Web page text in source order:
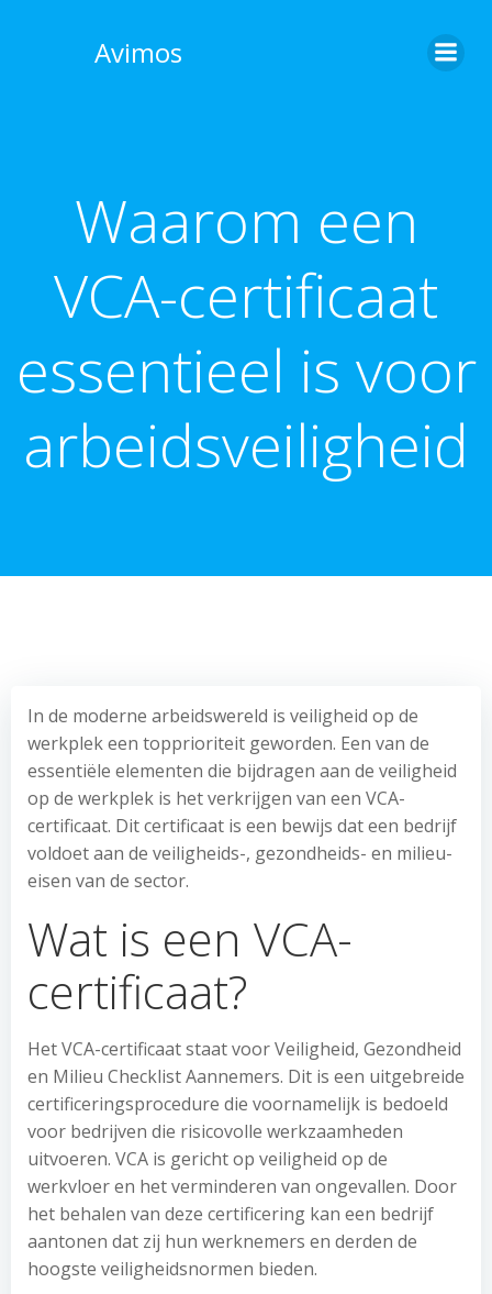
Avimos
Waarom een
VCA-certificaat
essentieel is voor
arbeidsveiligheid
In de moderne arbeidswereld is veiligheid op de
werkplek een topprioriteit geworden. Een van de
essentiële elementen die bijdragen aan de veiligheid
op de werkplek is het verkrijgen van een VCA-
certificaat. Dit certificaat is een bewijs dat een bedrijf
voldoet aan de veiligheids-, gezondheids- en milieu-
eisen van de sector.
Wat is een VCA-
certificaat?
Het VCA-certificaat staat voor Veiligheid, Gezondheid
en Milieu Checklist Aannemers. Dit is een uitgebreide
certificeringsprocedure die voornamelijk is bedoeld
voor bedrijven die risicovolle werkzaamheden
uitvoeren. VCA is gericht op veiligheid op de
werkvloer en het verminderen van ongevallen. Door
het behalen van deze certificering kan een bedrijf
aantonen dat zij hun werknemers en derden de
hoogste veiligheidsnormen bieden.